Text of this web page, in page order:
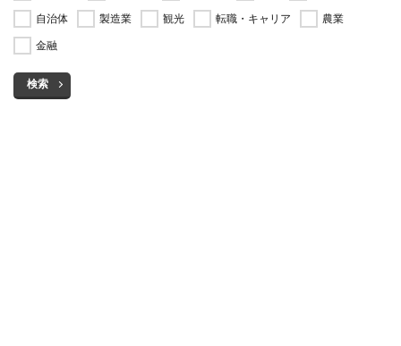
自治体
製造業 観光 転職・キャリア
農業
金融
検索